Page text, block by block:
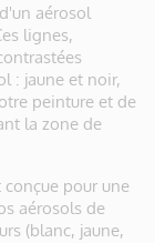
aérosol
lignes,
: jaune et noir,
peinture et de
la zone de
pour une
aérosols de
(blanc, jaune,